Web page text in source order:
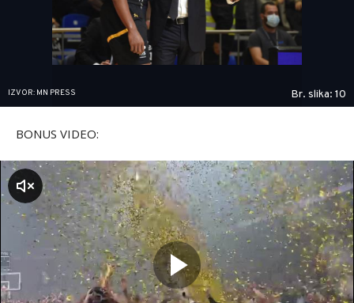
IZVOR: MN PRESS Br. slika: 10
BONUS VIDEO: